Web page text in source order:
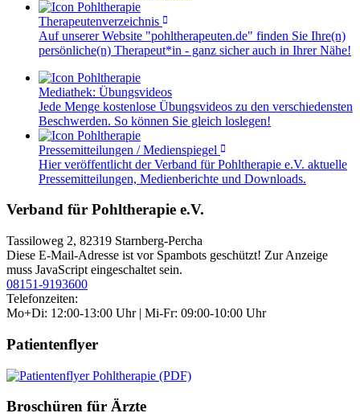
Therapeutenverzeichnis
Auf unserer Website "pohltherapeuten.de" finden Sie Ihre(n)
persönliche(n) Therapeut*in - ganz sicher auch in Ihrer Nähe!
Mediathek: Übungsvideos
Jede Menge kostenlose Übungsvideos zu den verschiedensten
Beschwerden. So können Sie gleich loslegen!
Pressemitteilungen / Medienspiegel
Hier veröffentlicht der Verband für Pohltherapie e.V. aktuelle
Pressemitteilungen, Medienberichte und Downloads.
Verband für Pohltherapie e.V.
Tassiloweg 2, 82319 Starnberg-Percha
Diese E-Mail-Adresse ist vor Spambots geschützt! Zur Anzeige
muss JavaScript eingeschaltet sein.
08151-9193600
Telefonzeiten:
Mo+Di: 12:00-13:00 Uhr | Mi-Fr: 09:00-10:00 Uhr
Patientenflyer
Broschüren für Ärzte